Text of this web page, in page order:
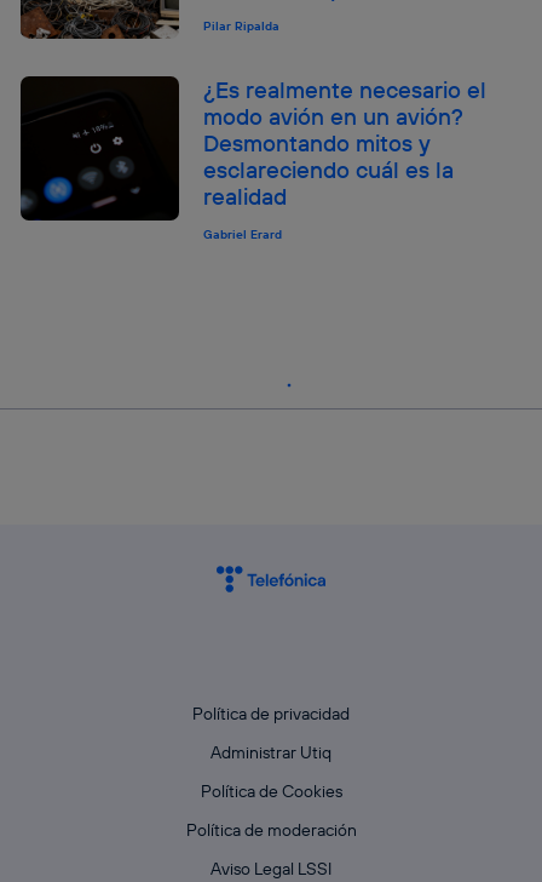
Pilar Ripalda
¿Es realmente necesario el
modo avión en un avión?
Desmontando mitos y
esclareciendo cuál es la
realidad
Gabriel Erard
Política de privacidad
Administrar Utiq
Política de Cookies
Política de moderación
Aviso Legal LSSI